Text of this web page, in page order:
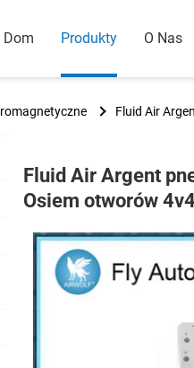
Dom Produkty O Nas
Fluid Air
Fluid Air Argent
Osiem otworów